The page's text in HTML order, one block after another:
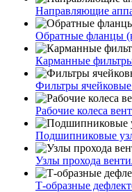
Направляющие
Обратные фланцы
Карманные
Фильтры
Рабочие колеса
Подшипниковые
Узлы прохода
Т-образные